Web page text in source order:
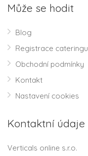
Může se hodit
Blog
Registrace cateringu
Obchodní podmínky
Kontakt
Nastavení cookies
Kontaktní údaje
Verticals online s.r.o.